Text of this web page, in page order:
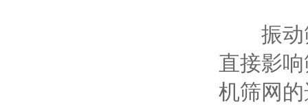
振动筛
直接影
机筛网